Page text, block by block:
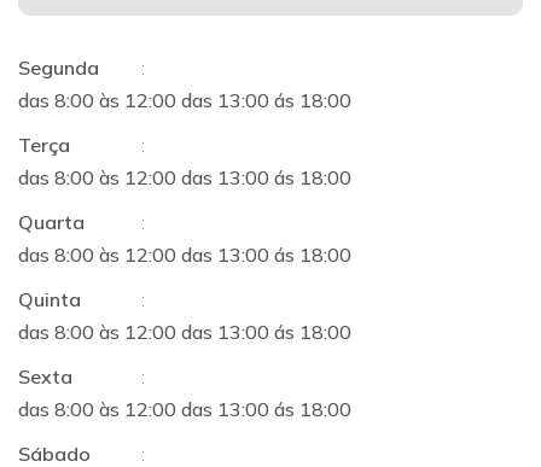
Segunda
:
das 8:00 às 12:00 das 13:00 ás 18:00
Terça
:
das 8:00 às 12:00 das 13:00 ás 18:00
Quarta
:
das 8:00 às 12:00 das 13:00 ás 18:00
Quinta
:
das 8:00 às 12:00 das 13:00 ás 18:00
Sexta
:
das 8:00 às 12:00 das 13:00 ás 18:00
Sábado
: